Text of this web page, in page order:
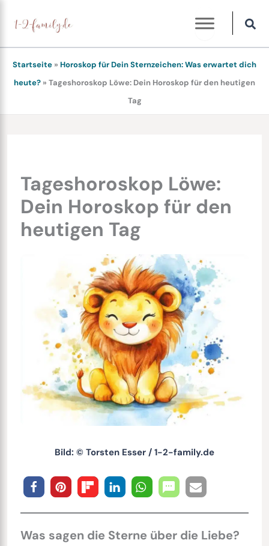
Inhalt
springen
Startseite » Horoskop für Dein Sternzeichen: Was erwartet dich
heute? » Tageshoroskop Löwe: Dein Horoskop für den heutigen
Tag
Tageshoroskop Löwe:
Dein Horoskop für den
heutigen Tag
Bild: © Torsten Esser / 1-2-family.de
Was sagen die Sterne über die Liebe?